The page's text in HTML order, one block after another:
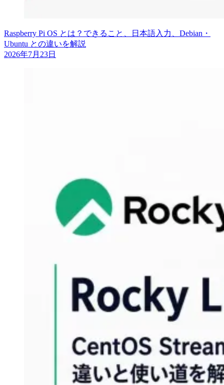
Raspberry Pi OS とは？できること、日本語入力、Debian・
Ubuntu との違いを解説
2026年7月23日